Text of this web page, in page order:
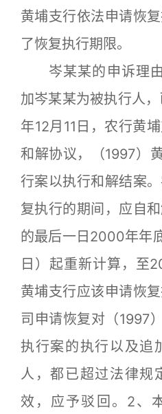
黄埔支行依法申请恢
了恢复执行期限。
岑某某的申诉理由
加岑某某为被执行人
年12月11日，农行黄
和解协议，（1997）
行案以执行和解结案
复执行的期间，应自
的最后一日2000年年
日）起重新计算，至
黄埔支行应该申请恢
司申请恢复对（1997
执行案的执行以及追
人，都已超过法律规
效，应予驳回。2、